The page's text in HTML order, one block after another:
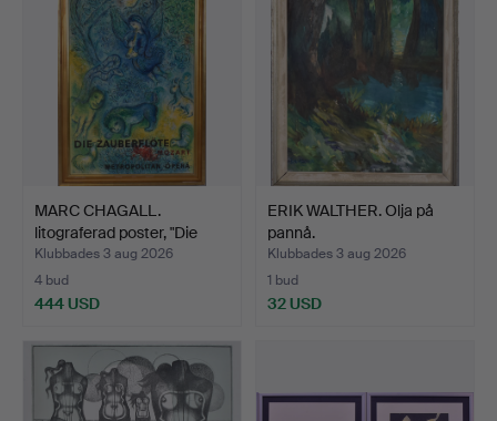
MARC CHAGALL.
litograferad poster, "Die
Za…
Klubbades 3 aug 2026
4 bud
444 USD
ERIK WALTHER. Olja på
pannå.
Klubbades 3 aug 2026
1 bud
32 USD